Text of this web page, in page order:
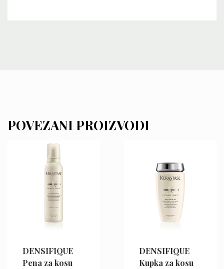
POVEZANI PROIZVODI
DENSIFIQUE
Pena za kosu
DENSIFIQUE
Kupka za kosu